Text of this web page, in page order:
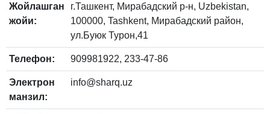
Жойлашган
жойи:
г.Ташкент, Мирабадский р-н, Uzbekistan,
100000, Tashkent, Мирабадский район,
ул.Буюк Турон,41
Телефон: 909981922, 233-47-86
Электрон
манзил:
info@sharq.uz